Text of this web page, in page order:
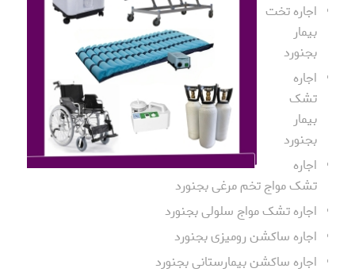
اجاره تخت
بیمار
بجنورد
اجاره
تشک
بیمار
بجنورد
اجاره
تشک مواج تخم مرغی بجنورد
اجاره تشک مواج سلولی بجنورد
اجاره ساکشن رومیزی بجنورد
اجاره ساکشن بیمارستانی بجنورد